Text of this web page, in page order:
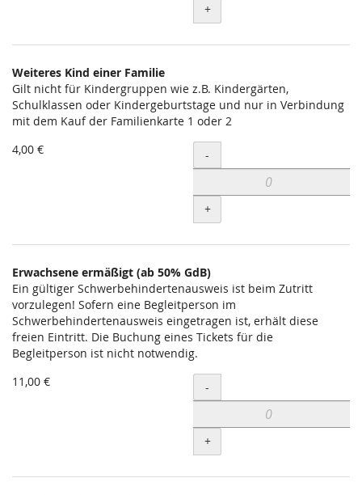
+
Weiteres Kind einer Familie
Gilt nicht für Kindergruppen wie z.B. Kindergärten,
Schulklassen oder Kindergeburtstage und nur in Verbindung
mit dem Kauf der Familienkarte 1 oder 2
4,00 €
Menge
-
+
Erwachsene ermäßigt (ab 50% GdB)
Ein gültiger Schwerbehindertenausweis ist beim Zutritt
vorzulegen! Sofern eine Begleitperson im
Schwerbehindertenausweis eingetragen ist, erhält diese
freien Eintritt. Die Buchung eines Tickets für die
Begleitperson ist nicht notwendig.
11,00 €
Menge
-
+